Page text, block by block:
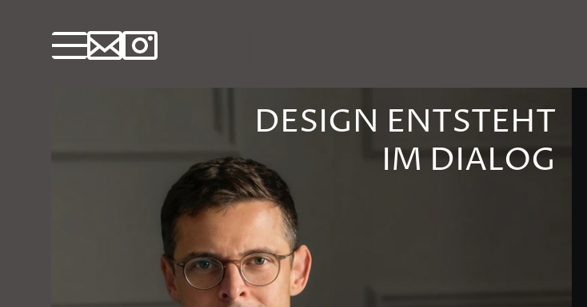
DESIGN ENTSTEHT
IM DIALOG